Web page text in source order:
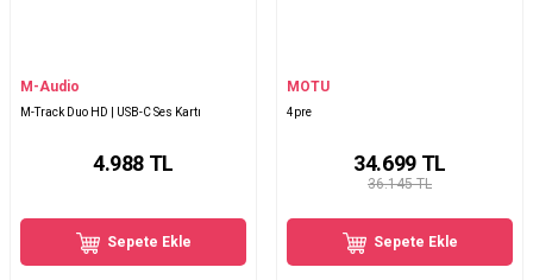
M-Audio
M-Track Duo HD | USB-C Ses Kartı
4.988 TL
Sepete Ekle
MOTU
4pre
36.145 TL
34.699TL
Sepete Ekle